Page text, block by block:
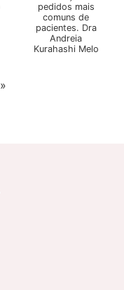
pedidos mais
comuns de
pacientes. Dra
Andreia
Kurahashi Melo
»